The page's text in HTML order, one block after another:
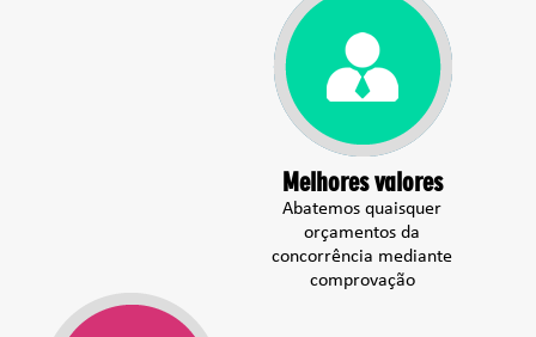
Melhores valores
Abatemos quaisquer
orçamentos da
concorrência mediante
comprovação